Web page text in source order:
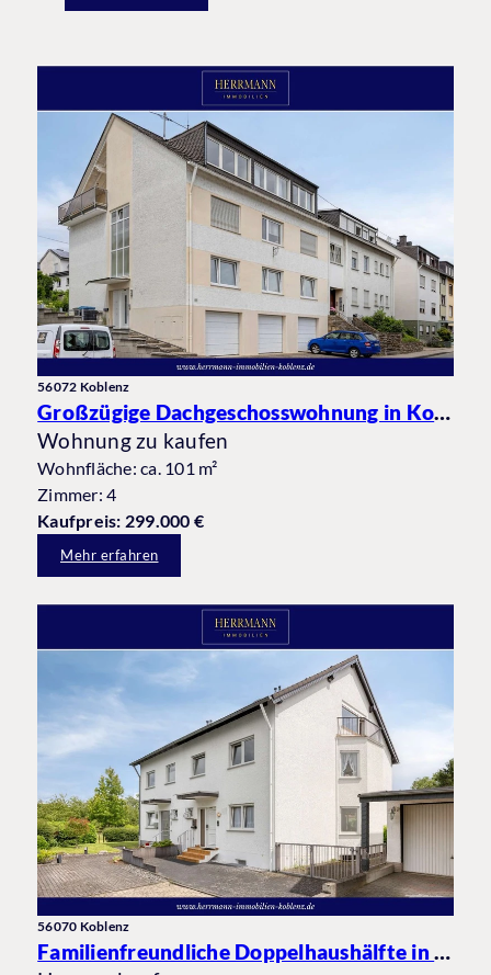
56072 Koblenz
Großzügige Dachgeschosswohnung in Koblenz-Güls mit Balkon und Garage in beliebter Wohnlage
Wohnung zu kaufen
Wohnfläche: ca. 101 m²
Zimmer: 4
Kaufpreis: 299.000 €
Mehr erfahren
56070 Koblenz
Familienfreundliche Doppelhaushälfte in ruhiger Wohnlage von Koblenz-Bubenheim